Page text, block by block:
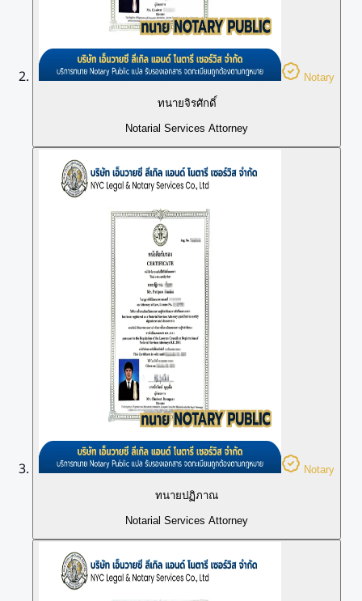
Notary
ทนายจิรศักดิ์
Notarial Services Attorney
Notary
ทนายปฏิภาณ
Notarial Services Attorney